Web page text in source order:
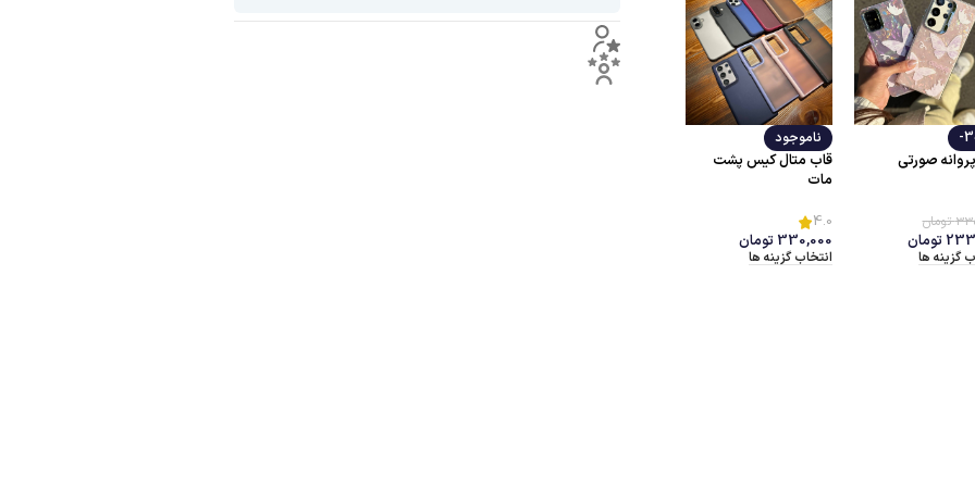
سیبیلوها
تومان
گزینه ها
ناموجود
قاب شاین دو رنگ
270,000تومان
انتخاب گزینه ها